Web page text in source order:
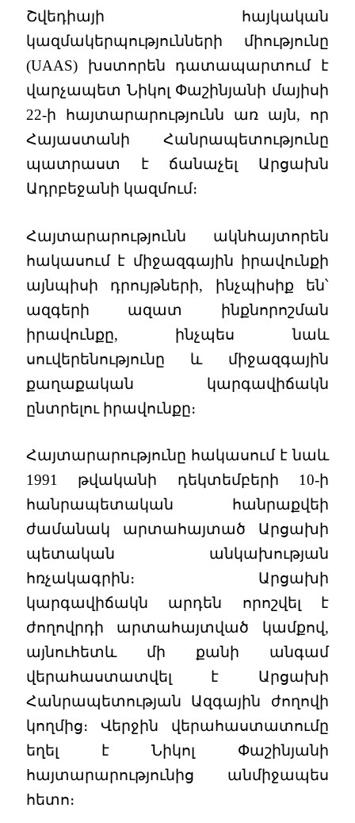
Շվեդիայի հայկական
կազմակերպությունների միությունը
(UAAS) խստորեն դատապարտում է
վարչապետ Նիկոլ Փաշինյանի մայիսի
22-ի հայտարարությունն առ այն, որ
Հայաստանի Հանրապետությունը
պատրաստ է ճանաչել Արցախն
Ադրբեջանի կազմում։
Հայտարարությունն ակնհայտորեն
հակասում է միջազգային իրավունքի
այնպիսի դրույթների, ինչպիսիք են՝
ազգերի ազատ ինքնորոշման
իրավունքը, ինչպես նաև
սուվերենությունը և միջազգային
քաղաքական կարգավիճակն
ընտրելու իրավունքը։
Հայտարարությունը հակասում է նաև
1991 թվականի դեկտեմբերի 10-ի
հանրապետական հանրաքվեի
ժամանակ արտահայտած Արցախի
պետական անկախության
հռչակագրին։ Արցախի
կարգավիճակն արդեն որոշվել է
ժողովրդի արտահայտված կամքով,
այնուհետև մի քանի անգամ
վերահաստատվել է Արցախի
Հանրապետության Ազգային ժողովի
կողմից։ Վերջին վերահաստատումը
եղել է Նիկոլ Փաշինյանի
հայտարարությունից անմիջապես
հետո։